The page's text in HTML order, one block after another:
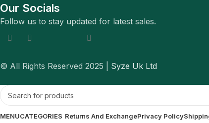
Our Socials
Follow us to stay updated for latest sales.
© All Rights Reserved 2025 | Syze Uk Ltd
MENUCATEGORIES Returns And ExchangePrivacy Policy